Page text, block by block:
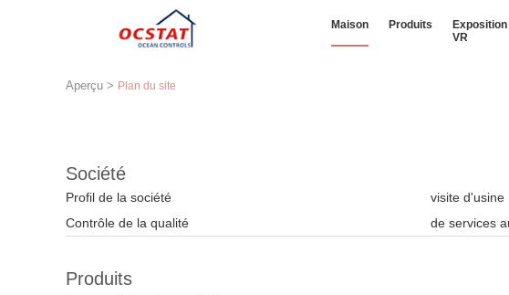
Maison Produits
Exposition
VR
Aperçu > Plan du site
Société
Profil de la société visite d'usine
Contrôle de la qualité
de services
Produits